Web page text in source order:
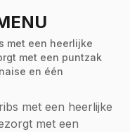
met een heerlijke
met een puntzak
en één
met een heerlijke
met een